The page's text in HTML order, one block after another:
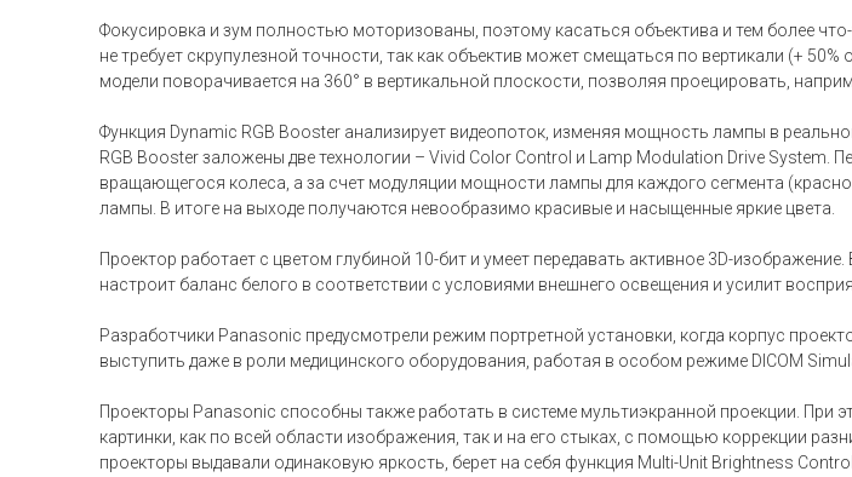
Фокусировка и зум полностью моторизованы, поэтому касаться объектива и тем более
не требует скрупулезной точности, так как объектив может смещаться по вертикали (+
модели поворачивается на 360° в вертикальной плоскости, позволяя проецировать,
Функция Dynamic RGB Booster анализирует видеопоток, изменяя мощность лампы в
RGB Booster заложены две технологии – Vivid Color Control и Lamp Modulation Drive System.
вращающегося колеса, а за счет модуляции мощности лампы для каждого сегмента
лампы. В итоге на выходе получаются невообразимо красивые и насыщенные яркие цвета.
Проектор работает с цветом глубиной 10-бит и умеет передавать активное 3D-
настроит баланс белого в соответствии с условиями внешнего освещения и усилит
Разработчики Panasonic предусмотрели режим портретной установки, когда корпус
выступить даже в роли медицинского оборудования, работая в особом режиме DICOM
Проекторы Panasonic способны также работать в системе мультиэкранной проекции.
картинки, как по всей области изображения, так и на его стыках, с помощью коррекции
проекторы выдавали одинаковую яркость, берет на себя функция Multi-Unit Brightness